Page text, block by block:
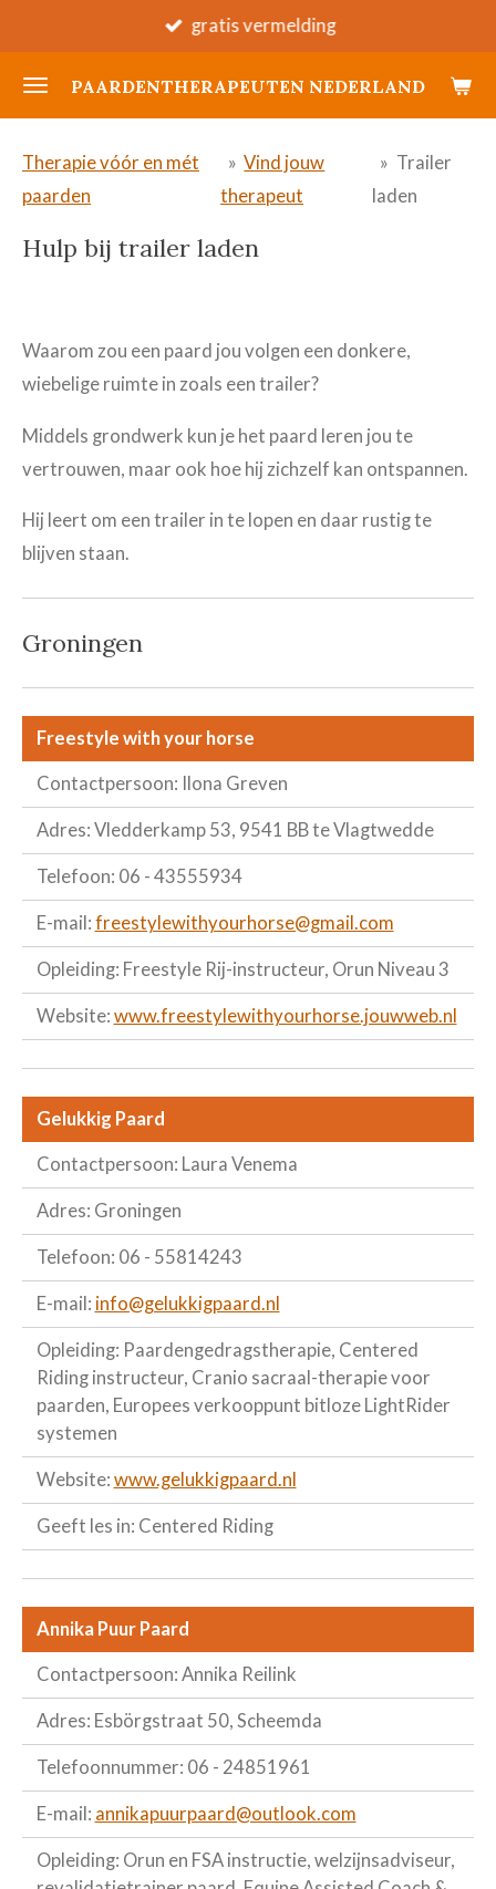
direct
naar
de
hoofdinhoud
PAARDENTHERAPEUTEN NEDERLAND
gratis vermelding
Therapie vóór en mét
paarden
» Vind jouw
therapeut
» Trailer
laden
Hulp bij trailer laden
Waarom zou een paard jou volgen een donkere,
wiebelige ruimte in zoals een trailer?
Middels grondwerk kun je het paard leren jou te
vertrouwen, maar ook hoe hij zichzelf kan ontspannen.
Hij leert om een trailer in te lopen en daar rustig te
blijven staan.
Groningen
Freestyle with your horse
Contactpersoon: Ilona Greven
Adres: Vledderkamp 53, 9541 BB te Vlagtwedde
Telefoon: 06 - 43555934
E-mail: freestylewithyourhorse@gmail.com
Opleiding: Freestyle Rij-instructeur, Orun Niveau 3
Website: www.freestylewithyourhorse.jouwweb.nl
Gelukkig Paard
Contactpersoon: Laura Venema
Adres: Groningen
Telefoon: 06 - 55814243
E-mail: info@gelukkigpaard.nl
Opleiding: Paardengedragstherapie, Centered
Riding instructeur, Cranio sacraal-therapie voor
paarden, Europees verkooppunt bitloze LightRider
systemen
Website: www.gelukkigpaard.nl
Geeft les in: Centered Riding
Annika Puur Paard
Contactpersoon: Annika Reilink
Adres: Esbörgstraat 50, Scheemda
Telefoonnummer: 06 - 24851961
E-mail: annikapuurpaard@outlook.com
Opleiding: Orun en FSA instructie, welzijnsadviseur,